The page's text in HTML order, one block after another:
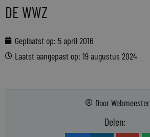
DE WWZ
Geplaatst op: 5 april 2016
Laatst aangepast op: 19 augustus 2024
DoorWebmeester
Delen: